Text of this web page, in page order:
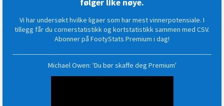
følger like nøye.
Vi har undersøkt hvilke ligaer som har mest vinnerpotensiale. I
tillegg får du cornerstatistikk og kortstatistikk sammen med CSV.
Abonner på FootyStats Premium i dag!
Michael Owen: 'Du bør skaffe deg Premium'